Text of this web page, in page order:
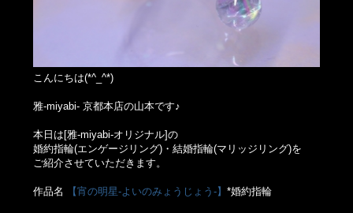
こんにちは(*^_^*)
雅-miyabi- 京都本店の山本です♪
本日は[雅-miyabi-オリジナル]の
婚約指輪(エンゲージリング)・結婚指輪(マリッジリング)を
ご紹介させていただきます。
作品名 【宵の明星-よいのみょうじょう-】*婚約指輪